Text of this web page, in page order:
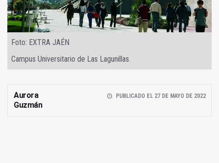
Foto: EXTRA JAÉN
Campus Universitario de Las Lagunillas.
Aurora
Guzmán
PUBLICADO EL 27 DE MAYO DE 2022